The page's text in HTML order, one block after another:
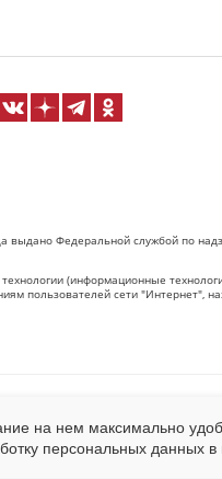
выдано Федеральной службой по
(информационные
пользователей сети "Интернет",
. Подробная статистика для
на нем максимально
персональных данных в